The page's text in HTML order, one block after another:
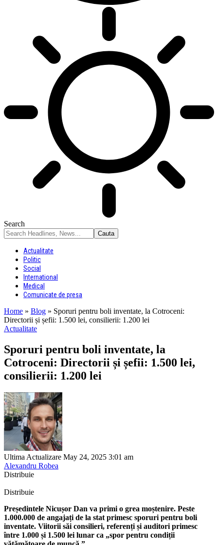
Search
Actualitate
Politic
Social
International
Medical
Comunicate de presa
Home » Blog » Sporuri pentru boli inventate, la Cotroceni:
Directorii și șefii: 1.500 lei, consilierii: 1.200 lei
Actualitate
Sporuri pentru boli inventate, la
Cotroceni: Directorii și șefii: 1.500 lei,
consilierii: 1.200 lei
Ultima Actualizare May 24, 2025 3:01 am
Alexandru Robea
Distribuie
Distribuie
Președintele Nicușor Dan va primi o grea moștenire. Peste
1.000.000 de angajați de la stat primesc sporuri pentru boli
inventate. Viitorii săi consilieri, referenți și auditori primesc
între 1.000 și 1.500 lei lunar ca „spor pentru condiții